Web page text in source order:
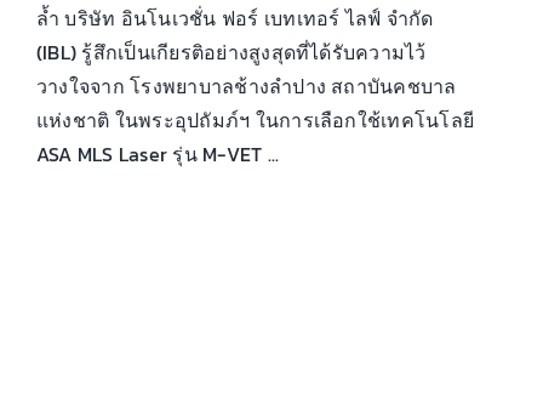
ล้ำ บริษัท อินโนเวชั่น ฟอร์ เบทเทอร์ ไลฟ์ จำกัด
(IBL) รู้สึกเป็นเกียรติอย่างสูงสุดที่ได้รับความไว้
วางใจจาก โรงพยาบาลช้างลำปาง สถาบันคชบาล
แห่งชาติ ในพระอุปถัมภ์ฯ ในการเลือกใช้เทคโนโลยี
ASA MLS Laser รุ่น M-VET ...